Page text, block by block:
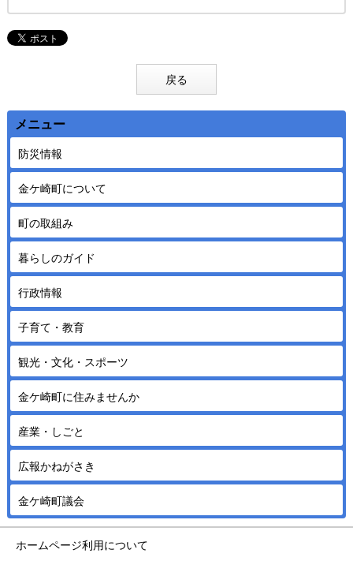
戻る
メニュー
防災情報
金ケ崎町について
町の取組み
暮らしのガイド
行政情報
子育て・教育
観光・文化・スポーツ
金ケ崎町に住みませんか
産業・しごと
広報かねがさき
金ケ崎町議会
ホームページ利用について